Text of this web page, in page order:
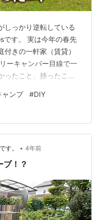
しっかり逆転している
です。 実は今年の春先
きの一軒家（賃貸）
ーキャンパー目線で一
ったこと、捗ったこと
越して良かったこと
願のキャンプギア収
もできる ★庭キャンプ
（おまけ）ブログの撮
っ越しの理由 子供が
ャンプ #DIY
す。 • 4年前
ブ！？